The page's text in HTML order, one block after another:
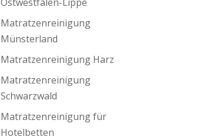
Matratzenreinigung
Münsterland
Matratzenreinigung Harz
Matratzenreinigung
Schwarzwald
Matratzenreinigung für
Hotelbetten